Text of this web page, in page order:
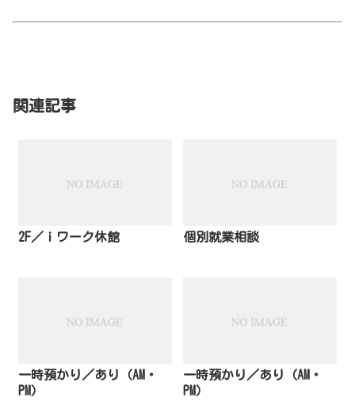
関連記事
2F／ｉワーク休館 個別就業相談
一時預かり／あり（AM・
PM）
一時預かり／あり（AM・
PM）